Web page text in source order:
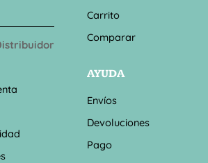
Carrito
Comparar
AYUDA
Envíos
Devoluciones
Pago